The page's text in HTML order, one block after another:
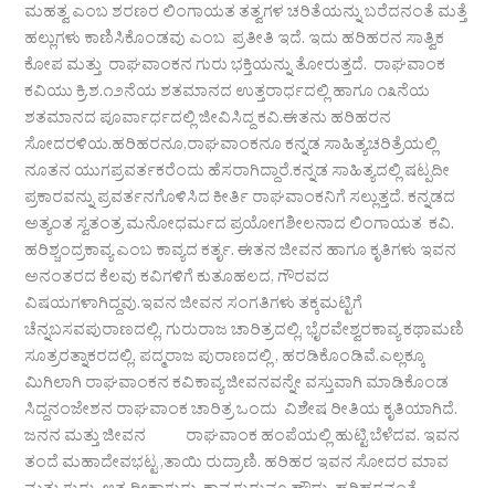
ಮಹತ್ವ ಎಂಬ ಶರಣರ ಲಿಂಗಾಯತ ತತ್ವಗಳ ಚರಿತೆಯನ್ನು ಬರೆದನಂತೆ ಮತ್ತೆ
ಹಲ್ಲುಗಳು ಕಾಣಿಸಿಕೊಂಡವು ಎಂಬ ಪ್ರತೀತಿ ಇದೆ. ಇದು ಹರಿಹರನ ಸಾತ್ವಿಕ
ಕೋಪ ಮತ್ತು ರಾಘವಾಂಕನ ಗುರು ಭಕ್ತಿಯನ್ನು ತೋರುತ್ತದೆ. ರಾಘವಾಂಕ
ಕವಿಯು ಕ್ರಿ.ಶ.೧೨ನೆಯ ಶತಮಾನದ ಉತ್ತರಾರ್ಧದಲ್ಲಿ ಹಾಗೂ ೧೩ನೆಯ
ಶತಮಾನದ ಪೂರ್ವಾರ್ಧದಲ್ಲಿ ಜೀವಿಸಿದ್ದ ಕವಿ.ಈತನು ಹರಿಹರನ
ಸೋದರಳಿಯ.ಹರಿಹರನೂ,ರಾಘವಾಂಕನೂ ಕನ್ನಡ ಸಾಹಿತ್ಯಚರಿತ್ರೆಯಲ್ಲಿ
ನೂತನ ಯುಗಪ್ರವರ್ತಕರೆಂದು ಹೆಸರಾಗಿದ್ದಾರೆ.ಕನ್ನಡ ಸಾಹಿತ್ಯದಲ್ಲಿ ಷಟ್ಪದೀ
ಪ್ರಕಾರವನ್ನು ಪ್ರವರ್ತನಗೊಳಿಸಿದ ಕೀರ್ತಿ ರಾಘವಾಂಕನಿಗೆ ಸಲ್ಲುತ್ತದೆ. ಕನ್ನಡದ
ಅತ್ಯಂತ ಸ್ವತಂತ್ರ ಮನೋಧರ್ಮದ ಪ್ರಯೋಗಶೀಲನಾದ ಲಿಂಗಾಯತ ಕವಿ.
ಹರಿಶ್ಚಂದ್ರಕಾವ್ಯ ಎಂಬ ಕಾವ್ಯದ ಕರ್ತೃ. ಈತನ ಜೀವನ ಹಾಗೂ ಕೃತಿಗಳು ಇವನ
ಅನಂತರದ ಕೆಲವು ಕವಿಗಳಿಗೆ ಕುತೂಹಲದ, ಗೌರವದ
ವಿಷಯಗಳಾಗಿದ್ದವು.ಇವನ ಜೀವನ ಸಂಗತಿಗಳು ತಕ್ಕಮಟ್ಟಿಗೆ
ಚೆನ್ನಬಸವಪುರಾಣದಲ್ಲಿ, ಗುರುರಾಜ ಚಾರಿತ್ರದಲ್ಲಿ, ಭೈರವೇಶ್ವರಕಾವ್ಯ ಕಥಾಮಣಿ
ಸೂತ್ರರತ್ನಾಕರದಲ್ಲಿ, ಪದ್ಮರಾಜ ಪುರಾಣದಲ್ಲಿ , ಹರಡಿಕೊಂಡಿವೆ.ಎಲ್ಲಕ್ಕೂ
ಮಿಗಿಲಾಗಿ ರಾಘವಾಂಕನ ಕವಿಕಾವ್ಯ ಜೀವನವನ್ನೇ ವಸ್ತುವಾಗಿ ಮಾಡಿಕೊಂಡ
ಸಿದ್ದನಂಜೇಶನ ರಾಘವಾಂಕ ಚಾರಿತ್ರ ಒಂದು ವಿಶೇಷ ರೀತಿಯ ಕೃತಿಯಾಗಿದೆ.
ಜನನ ಮತ್ತು ಜೀವನ ರಾಘವಾಂಕ ಹಂಪೆಯಲ್ಲಿ ಹುಟ್ಟಿ ಬೆಳೆದವ. ಇವನ
ತಂದೆ ಮಹಾದೇವಭಟ್ಟ ,ತಾಯಿ ರುದ್ರಾಣಿ. ಹರಿಹರ ಇವನ ಸೋದರ ಮಾವ